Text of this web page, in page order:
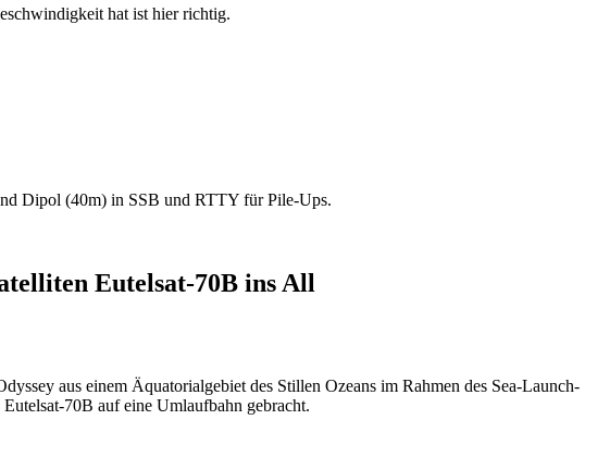
hat ist hier richtig.
Dipol (40m) in SSB und RTTY für Pile-Ups.
Eutelsat-70B ins All
aus einem Äquatorialgebiet des Stillen Ozeans im Rahmen des Sea-Launch-
70B auf eine Umlaufbahn gebracht.